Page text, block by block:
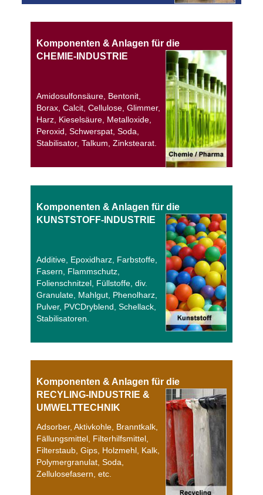
Komponenten & Anlagen für die
CHEMIE-INDUSTRIE
Amidosulfonsäure, Bentonit,
Borax, Calcit, Cellulose, Glimmer,
Harz, Kieselsäure, Metalloxide,
Peroxid, Schwerspat, Soda,
Stabilisator, Talkum, Zinkstearat.
Komponenten & Anlagen für die
KUNSTSTOFF-INDUSTRIE
Additive, Epoxidharz, Farbstoffe,
Fasern, Flammschutz,
Folienschnitzel, Füllstoffe, div.
Granulate, Mahlgut, Phenolharz,
Pulver, PVCDryblend, Schellack,
Stabilisatoren.
Komponenten & Anlagen für die
RECYLING-INDUSTRIE &
UMWELTTECHNIK
Adsorber, Aktivkohle, Branntkalk,
Fällungsmittel, Filterhilfsmittel,
Filterstaub, Gips, Holzmehl, Kalk,
Polymergranulat, Soda,
Zellulosefasern, etc.